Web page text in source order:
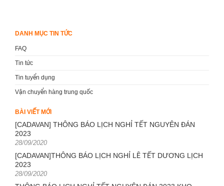
DANH MỤC TIN TỨC
FAQ
Tin tức
Tin tuyển dụng
Vận chuyển hàng trung quốc
BÀI VIẾT MỚI
[CADAVAN] THÔNG BÁO LỊCH NGHỈ TẾT NGUYÊN ĐÁN
2023
Posted
28/09/2020
[CADAVAN]THÔNG BÁO LỊCH NGHỈ LỄ TẾT DƯƠNG LỊCH
2023
Posted
28/09/2020